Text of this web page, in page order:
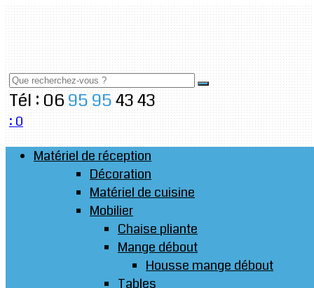
Tél : 0695 954343
:0
Matériel de réception
Décoration
Matériel de cuisine
Mobilier
Chaise pliante
Mange débout
Housse mange débout
Tables